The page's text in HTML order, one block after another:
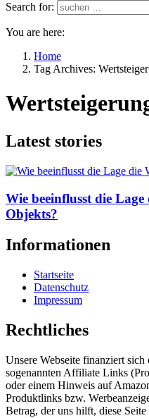
Search for:
You are here:
Home
Tag Archives:
Latest stories
Wie beeinflusst die
Objekts?
Informationen
Startseite
Datenschutz
Impressum
Rechtliches
Unsere Webseite finanziert
sogenannten Affiliate Links
oder einem Hinweis auf
Produktlinks bzw.
Betrag, der uns hilft, diese